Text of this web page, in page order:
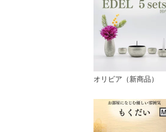
オリビア（新商品）